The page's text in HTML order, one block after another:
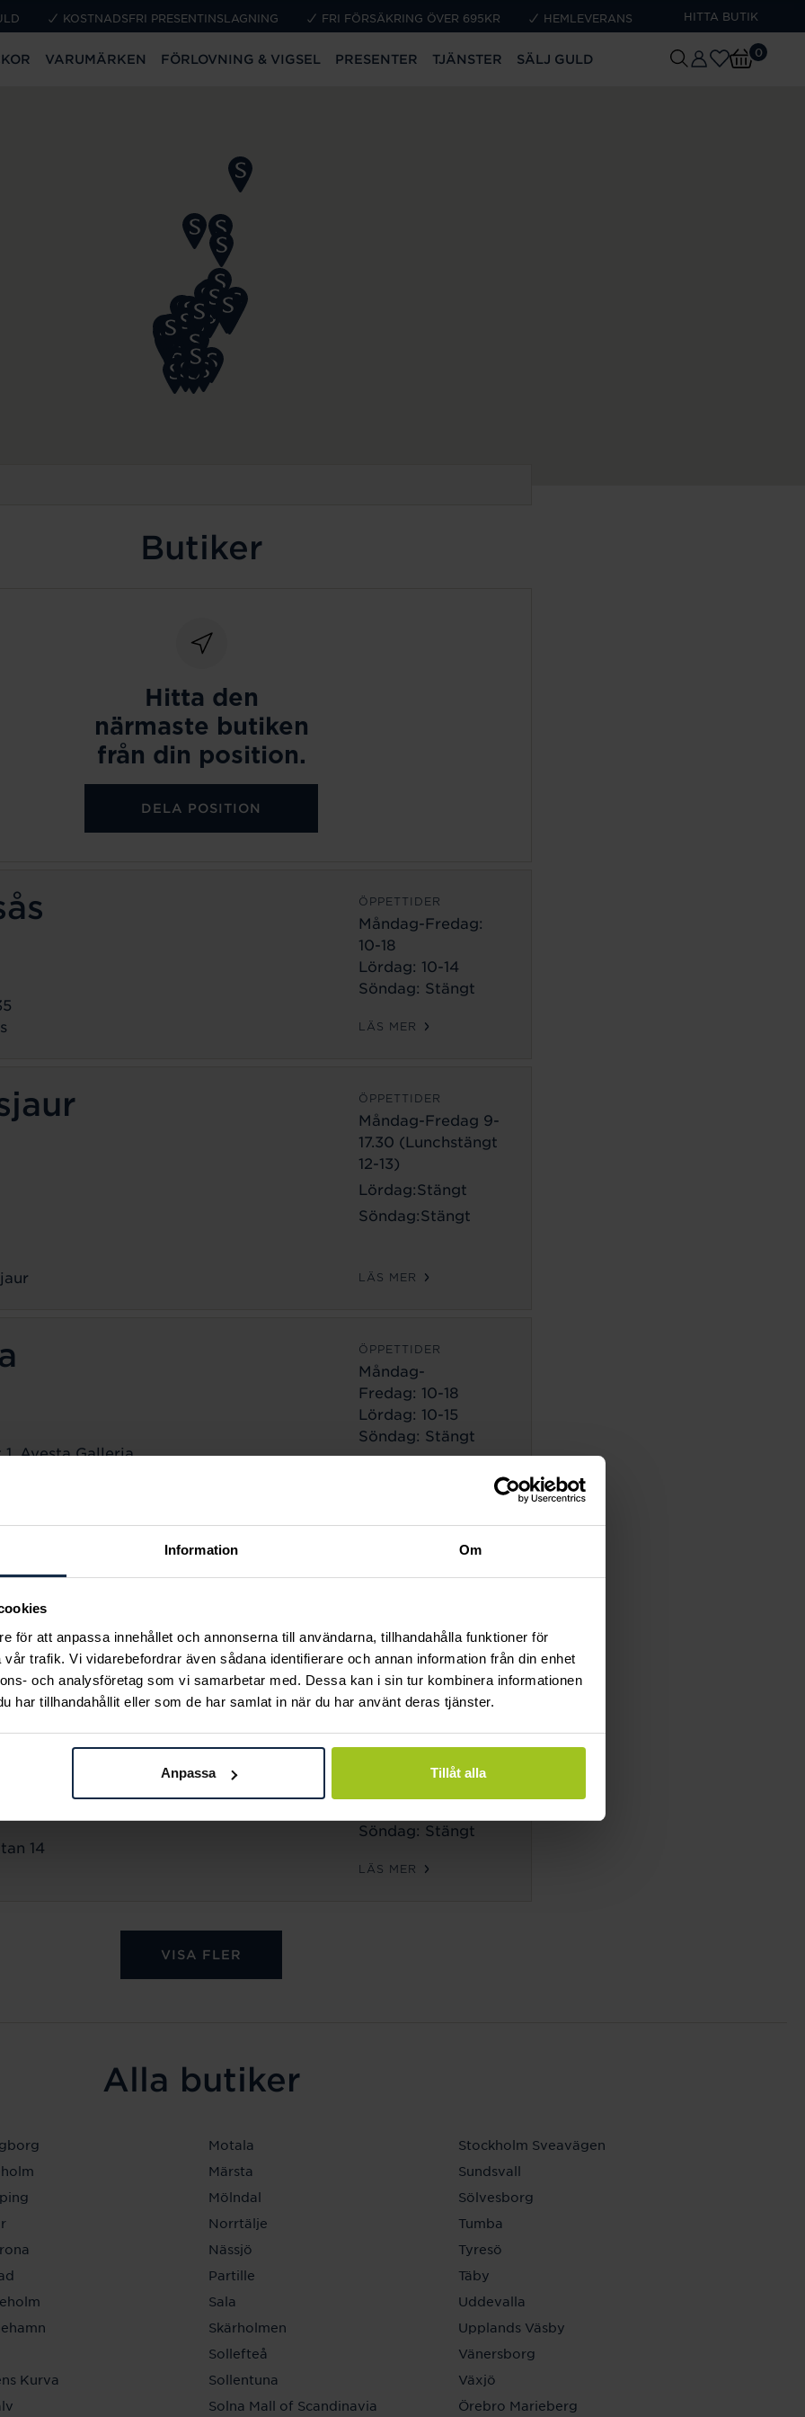
Information Om
för att anpassa innehållet och annonserna till användarna, tillhandahålla funktioner för
trafik. Vi vidarebefordrar även sådana identifierare och annan information från din enhet
och analysföretag som vi samarbetar med. Dessa kan i sin tur kombinera informationen
har tillhandahållit eller som de har samlat in när du har använt deras tjänster.
Anpassa Tillåt alla
KOSTNADSFRI PRESENTINSLAGNING FRI FÖRSÄKRING ÖVER 695KR HEMLEVERANS HITTA BUTIK
VARUMÄRKEN FÖRLOVNING & VIGSEL PRESENTER TJÄNSTER SÄLJ GULD 0
Butiker
Hitta den
närmaste butiken
från din position.
DELA POSITION
ÖPPETTIDER
Måndag-Fredag:
10-18
Lördag: 10-14
Söndag: Stängt
LÄS MER
ÖPPETTIDER
Måndag-Fredag 9-
17.30 (Lunchstängt
12-13)
Lördag:Stängt
Söndag:Stängt
LÄS MER
Avesta Galleria
ÖPPETTIDER
Måndag-
Fredag: 10-18
Lördag: 10-15
Söndag: Stängt
Söndag: Stängt
14
Söndag: Stängt
LÄS MER
VISA FLER
Alla butiker
Kurva
Motala
Märsta
Mölndal
Norrtälje
Nässjö
Partille
Sala
Skärholmen
Sollefteå
Sollentuna
Solna Mall of Scandinavia
Stockholm Sveavägen
Sundsvall
Sölvesborg
Tumba
Tyresö
Täby
Uddevalla
Upplands Väsby
Vänersborg
Växjö
Örebro Marieberg